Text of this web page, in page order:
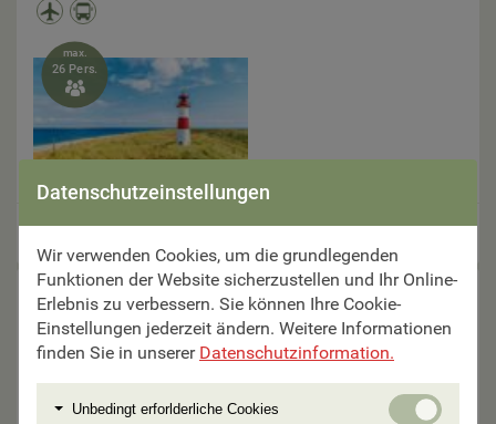
max.
26 Pers.

6 Tage um €1.490,–
17.08. - 01.09.2026
Große Donau Kreuzfahrt
Datenschutzeinstellungen
Wir verwenden Cookies, um die grundlegenden
Funktionen der Website sicherzustellen und Ihr Online-
Erlebnis zu verbessern. Sie können Ihre Cookie-
Einstellungen jederzeit ändern. Weitere Informationen
finden Sie in unserer Datenschutzinformation.
Unbedingt erforlderliche Cookies